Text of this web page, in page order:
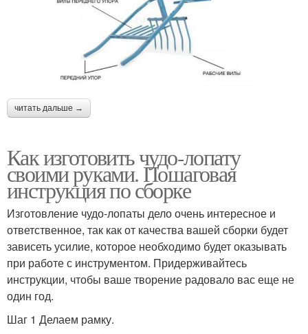
читать дальше →
Как изготовить чудо-лопату
своими руками. Пошаговая
инструкция по сборке
Изготовление чудо-лопаты дело очень интересное и
ответственное, так как от качества вашей сборки будет
зависеть усилие, которое необходимо будет оказывать
при работе с инструментом. Придерживайтесь
инструкции, чтобы ваше творение радовало вас еще не
один год.
Шаг 1 Делаем рамку.